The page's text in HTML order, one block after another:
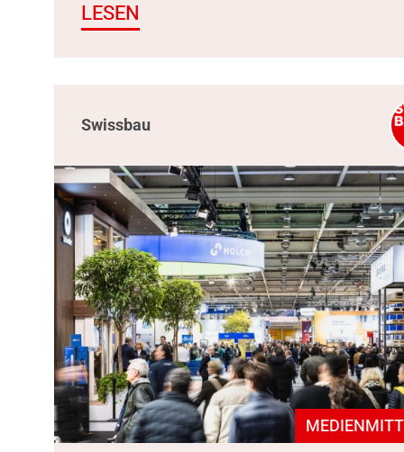
LESEN
Swissbau